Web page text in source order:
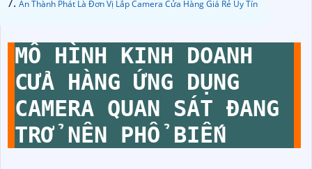
An Thành Phát Là Đơn Vị Lắp Camera Cửa Hàng Giá Rẻ Uy Tín
MÔ HÌNH KINH DOANH
CỬA HÀNG ỨNG DỤNG
CAMERA QUAN SÁT ĐANG
TRỞ NÊN PHỔ BIẾN